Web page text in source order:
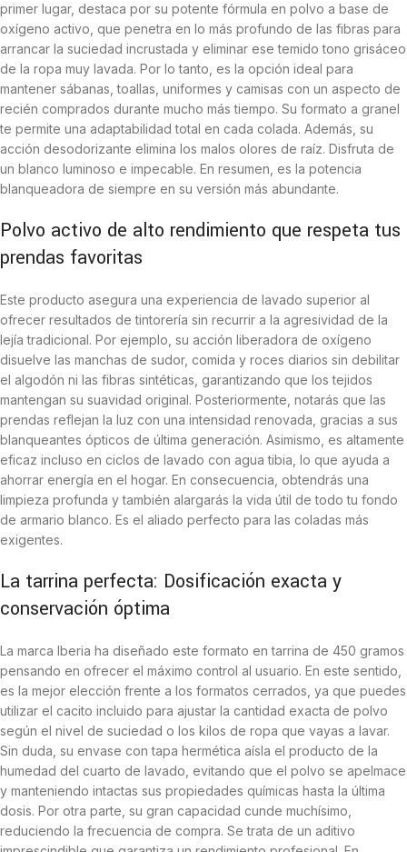
primer lugar, destaca por su potente fórmula en polvo a base de
oxígeno activo, que penetra en lo más profundo de las fibras para
arrancar la suciedad incrustada y eliminar ese temido tono grisáceo
de la ropa muy lavada. Por lo tanto, es la opción ideal para
mantener sábanas, toallas, uniformes y camisas con un aspecto de
recién comprados durante mucho más tiempo. Su formato a granel
te permite una adaptabilidad total en cada colada. Además, su
acción desodorizante elimina los malos olores de raíz. Disfruta de
un blanco luminoso e impecable. En resumen, es la potencia
blanqueadora de siempre en su versión más abundante.
Polvo activo de alto rendimiento que respeta tus
prendas favoritas
Este producto asegura una experiencia de lavado superior al
ofrecer resultados de tintorería sin recurrir a la agresividad de la
lejía tradicional. Por ejemplo, su acción liberadora de oxígeno
disuelve las manchas de sudor, comida y roces diarios sin debilitar
el algodón ni las fibras sintéticas, garantizando que los tejidos
mantengan su suavidad original. Posteriormente, notarás que las
prendas reflejan la luz con una intensidad renovada, gracias a sus
blanqueantes ópticos de última generación. Asimismo, es altamente
eficaz incluso en ciclos de lavado con agua tibia, lo que ayuda a
ahorrar energía en el hogar. En consecuencia, obtendrás una
limpieza profunda y también alargarás la vida útil de todo tu fondo
de armario blanco. Es el aliado perfecto para las coladas más
exigentes.
La tarrina perfecta: Dosificación exacta y
conservación óptima
La marca Iberia ha diseñado este formato en tarrina de 450 gramos
pensando en ofrecer el máximo control al usuario. En este sentido,
es la mejor elección frente a los formatos cerrados, ya que puedes
utilizar el cacito incluido para ajustar la cantidad exacta de polvo
según el nivel de suciedad o los kilos de ropa que vayas a lavar.
Sin duda, su envase con tapa hermética aísla el producto de la
humedad del cuarto de lavado, evitando que el polvo se apelmace
y manteniendo intactas sus propiedades químicas hasta la última
dosis. Por otra parte, su gran capacidad cunde muchísimo,
reduciendo la frecuencia de compra. Se trata de un aditivo